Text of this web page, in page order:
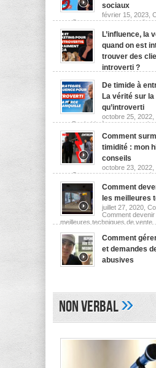
sociaux
février 15, 2023,
sur Comment trouver des
sans les réseaux sociaux
L’influence, la
quand on est
trouver des
introverti ?
la vente et le marketing quand
Comment trouver des clients
De timide à
La vérité sur
qu’introverti
octobre 25, 2022,
sur De timide à entrepreneur
réussite en tant qu’introverti
Comment
timidité : mon
conseils
octobre 23, 2022,
sur Comment surmonter et
histoire et mes conseils
Comment
les meilleures
juillet 27, 2020,
Comment
meilleures techniques de vente
Comment
et demandes
abusives
Non Verbal»